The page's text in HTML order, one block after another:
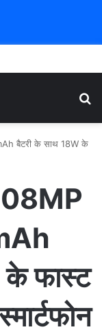
बैटरी के साथ 18W के
के फास्ट